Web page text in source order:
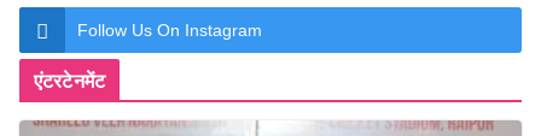
Follow Us On Instagram
एंटरटेनमेंट